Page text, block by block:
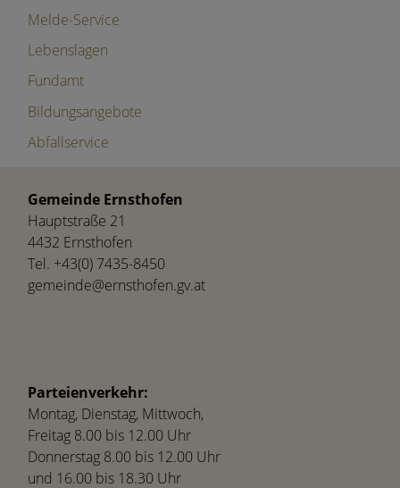
Melde-Service
Lebenslagen
Fundamt
Bildungsangebote
Abfallservice
Gemeinde Ernsthofen
Hauptstraße 21
4432 Ernsthofen
Tel. +43(0) 7435-8450
gemeinde@ernsthofen.gv.at
Parteienverkehr:
Montag, Dienstag, Mittwoch,
Freitag 8.00 bis 12.00 Uhr
Donnerstag 8.00 bis 12.00 Uhr
und 16.00 bis 18.30 Uhr